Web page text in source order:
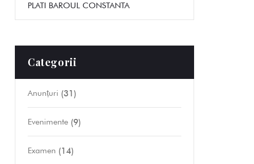
PLATI BAROUL CONSTANTA
Categorii
Anunțuri (31)
Evenimente (9)
Examen (14)